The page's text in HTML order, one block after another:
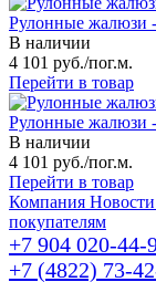
Рулонные жалюзи
В наличии
4 101 руб./пог.м.
Перейти в товар
Рулонные жалюзи
В наличии
4 101 руб./пог.м.
Перейти в товар
Компания Новости
покупателям
+7 904 020-44-
+7 (4822) 73-